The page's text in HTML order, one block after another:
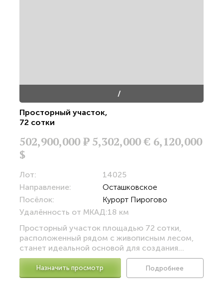
/
Просторный участок,
72 сотки
502,900,000Р 5,302,000 € 6,120,000
$
Лот:
14025
Направление:
Осташковское
Посёлок:
Курорт Пирогово
Удалённость от МКАД:18 км
Просторный участок площадью 72 сотки,
расположенный рядом с живописным лесом,
станет идеальной основой для создания...
Назначить просмотр Подробнее